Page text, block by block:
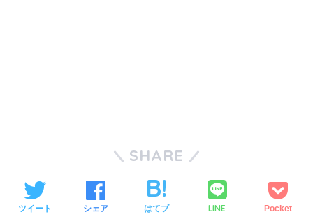
SHARE
ツイート シェア はてブ LINE Pocket